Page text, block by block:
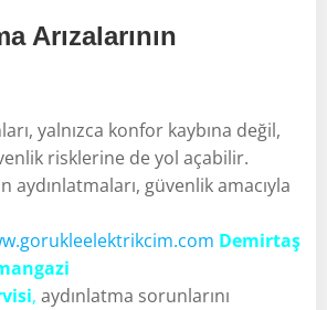
Arızalarının
yalnızca konfor kaybına değil,
risklerine de yol açabilir.
aydınlatmaları, güvenlik amacıyla
Demirtaş
, aydınlatma sorunlarını